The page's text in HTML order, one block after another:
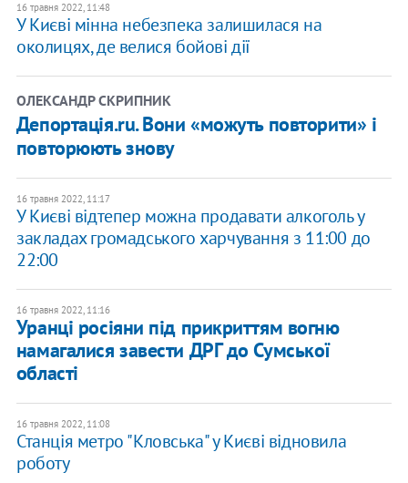
16 травня 2022, 11:48
У Києві мінна небезпека залишилася на
околицях, де велися бойові дії
ОЛЕКСАНДР СКРИПНИК
Депортація.ru. Вони «можуть повторити» і
повторюють знову
16 травня 2022, 11:17
У Києві відтепер можна продавати алкоголь у
закладах громадського харчування з 11:00 до
22:00
16 травня 2022, 11:16
Уранці росіяни під прикриттям вогню
намагалися завести ДРГ до Сумської
області
16 травня 2022, 11:08
Станція метро "Кловська" у Києві відновила
роботу